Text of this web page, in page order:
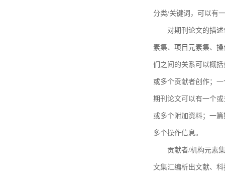
分类/关键词，可以有
对期刊论文的描
素集、项目元素集、
们之间的关系可以概
或多个贡献者创作；
期刊论文可以有一个
或多个附加资料；一
多个操作信息。
贡献者/机构元素
文集汇编析出文献、